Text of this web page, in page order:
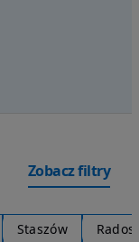
Zobacz filtry
Staszów